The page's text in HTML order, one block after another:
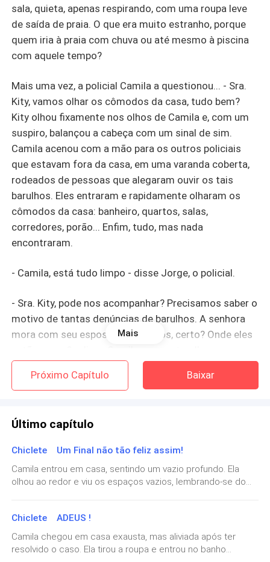
sala, quieta, apenas respirando, com uma roupa leve
de saída de praia. O que era muito estranho, porque
quem iria à praia com chuva ou até mesmo à piscina
com aquele tempo?
Mais uma vez, a policial Camila a questionou... - Sra.
Kity, vamos olhar os cômodos da casa, tudo bem?
Kity olhou fixamente nos olhos de Camila e, com um
suspiro, balançou a cabeça com um sinal de sim.
Camila acenou com a mão para os outros policiais
que estavam fora da casa, em uma varanda coberta,
rodeados de pessoas que alegaram ouvir os tais
barulhos. Eles entraram e rapidamente olharam os
cômodos da casa: banheiro, quartos, salas,
corredores, porão... Enfim, tudo, mas nada
encontraram.
- Camila, está tudo limpo - disse Jorge, o policial.
- Sra. Kity, pode nos acompanhar? Precisamos saber o
motivo de tantas denúncias de barulhos. A senhora
mora com seu esposo e dois filhos, certo? Onde eles
Jorge e para ela, como se fizesse algum sinal para
que Jorge a ajudasse.
um suspiro de alívio, voltou os olhos para Camila, se
- Sra. Kity? Onde você vai? - gritava Camila.
- Sra. Kity? O que houve? Cadê a sua família? - disse
Jorge.
Mais
Próximo Capítulo Baixar
Último capítulo
Chiclete Um Final não tão feliz assim!
Camila entrou em casa, sentindo um vazio profundo. Ela
olhou ao redor e viu os espaços vazios, lembrando-se do
havia sido feita. Ela foi até o quarto do filho e pegou uma
caixa de brinquedos que ele havia deixado para trás. Ao
abrir a caixa, ela encontrou uma caixinha de chicletes Kity,
um dos favoritos do filho. Camila sorriu tristemente,
Chiclete ADEUS !
Camila chegou em casa exausta, mas aliviada após ter
resolvido o caso. Ela tirou a roupa e entrou no banho